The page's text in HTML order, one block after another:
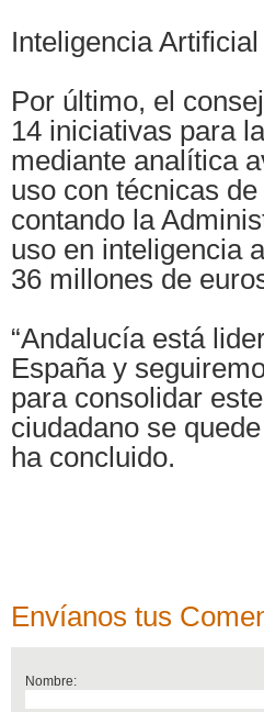
Inteligencia
Por último, el
14 iniciativas para
mediante analítica
uso con técnicas
contando la
uso en inteligencia
36 millones de
“Andalucía está
España y
para consolidar
ciudadano se
ha concluido.
Envíanos tus
Nombre: